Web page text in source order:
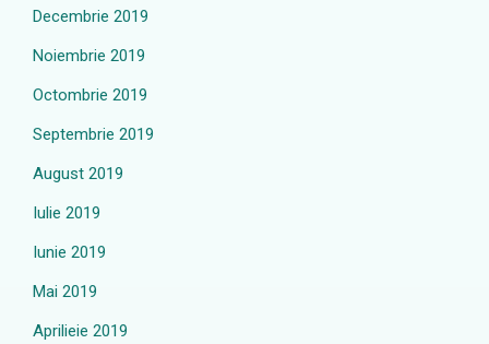
Decembrie 2019
Noiembrie 2019
Octombrie 2019
Septembrie 2019
August 2019
Iulie 2019
Iunie 2019
Mai 2019
Aprilieie 2019